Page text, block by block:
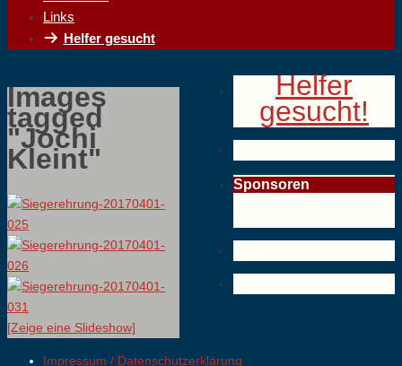
Links
Helfer gesucht
Images
tagged
"Jochi
Kleint"
[Zeige eine Slideshow]
Helfer
gesucht!
Sponsoren
Impressum / Datenschutzerklärung